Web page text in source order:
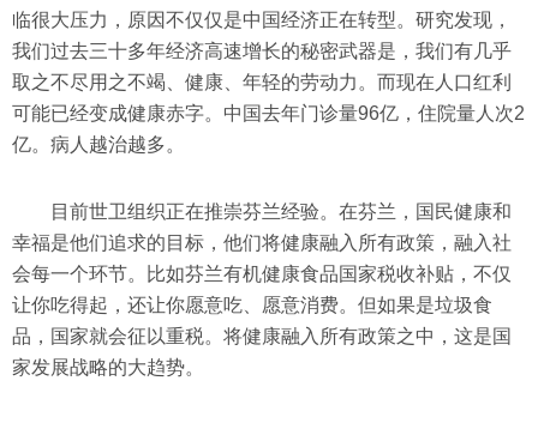
临很大压力，原因不仅仅是中国经济正在转型。研究发现，
我们过去三十多年经济高速增长的秘密武器是，我们有几乎
取之不尽用之不竭、健康、年轻的劳动力。而现在人口红利
可能已经变成健康赤字。中国去年门诊量96亿，住院量人次2
亿。病人越治越多。
目前世卫组织正在推崇芬兰经验。在芬兰，国民健康和
幸福是他们追求的目标，他们将健康融入所有政策，融入社
会每一个环节。比如芬兰有机健康食品国家税收补贴，不仅
让你吃得起，还让你愿意吃、愿意消费。但如果是垃圾食
品，国家就会征以重税。将健康融入所有政策之中，这是国
家发展战略的大趋势。